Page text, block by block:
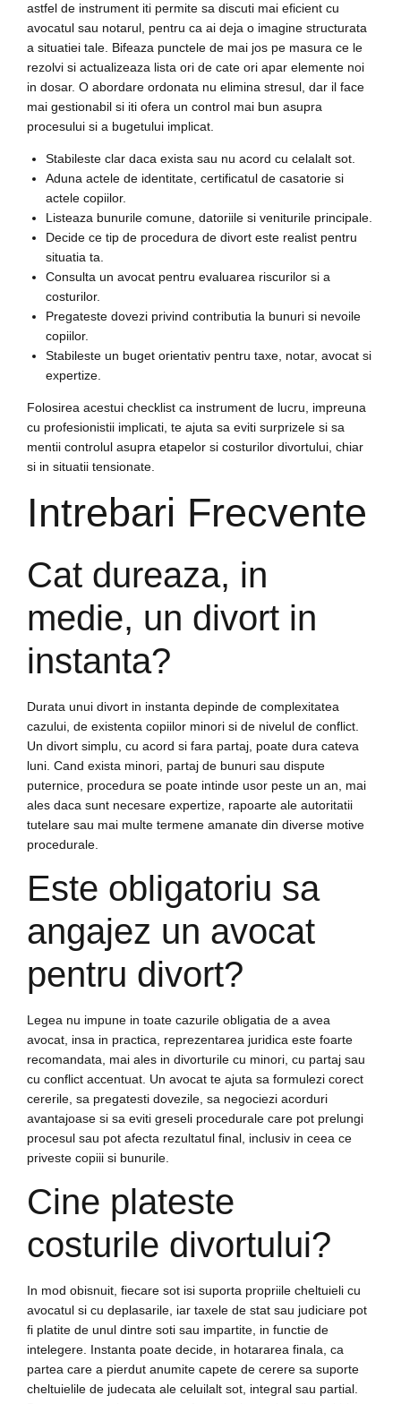
astfel de instrument iti permite sa discuti mai eficient cu
avocatul sau notarul, pentru ca ai deja o imagine structurata
a situatiei tale. Bifeaza punctele de mai jos pe masura ce le
rezolvi si actualizeaza lista ori de cate ori apar elemente noi
in dosar. O abordare ordonata nu elimina stresul, dar il face
mai gestionabil si iti ofera un control mai bun asupra
procesului si a bugetului implicat.
Stabileste clar daca exista sau nu acord cu celalalt sot.
Aduna actele de identitate, certificatul de casatorie si
actele copiilor.
Listeaza bunurile comune, datoriile si veniturile principale.
Decide ce tip de procedura de divort este realist pentru
situatia ta.
Consulta un avocat pentru evaluarea riscurilor si a
costurilor.
Pregateste dovezi privind contributia la bunuri si nevoile
copiilor.
Stabileste un buget orientativ pentru taxe, notar, avocat si
expertize.
Folosirea acestui checklist ca instrument de lucru, impreuna
cu profesionistii implicati, te ajuta sa eviti surprizele si sa
mentii controlul asupra etapelor si costurilor divortului, chiar
si in situatii tensionate.
Intrebari Frecvente
Cat dureaza, in
medie, un divort in
instanta?
Durata unui divort in instanta depinde de complexitatea
cazului, de existenta copiilor minori si de nivelul de conflict.
Un divort simplu, cu acord si fara partaj, poate dura cateva
luni. Cand exista minori, partaj de bunuri sau dispute
puternice, procedura se poate intinde usor peste un an, mai
ales daca sunt necesare expertize, rapoarte ale autoritatii
tutelare sau mai multe termene amanate din diverse motive
procedurale.
Este obligatoriu sa
angajez un avocat
pentru divort?
Legea nu impune in toate cazurile obligatia de a avea
avocat, insa in practica, reprezentarea juridica este foarte
recomandata, mai ales in divorturile cu minori, cu partaj sau
cu conflict accentuat. Un avocat te ajuta sa formulezi corect
cererile, sa pregatesti dovezile, sa negociezi acorduri
avantajoase si sa eviti greseli procedurale care pot prelungi
procesul sau pot afecta rezultatul final, inclusiv in ceea ce
priveste copiii si bunurile.
Cine plateste
costurile divortului?
In mod obisnuit, fiecare sot isi suporta propriile cheltuieli cu
avocatul si cu deplasarile, iar taxele de stat sau judiciare pot
fi platite de unul dintre soti sau impartite, in functie de
intelegere. Instanta poate decide, in hotararea finala, ca
partea care a pierdut anumite capete de cerere sa suporte
cheltuielile de judecata ale celuilalt sot, integral sau partial.